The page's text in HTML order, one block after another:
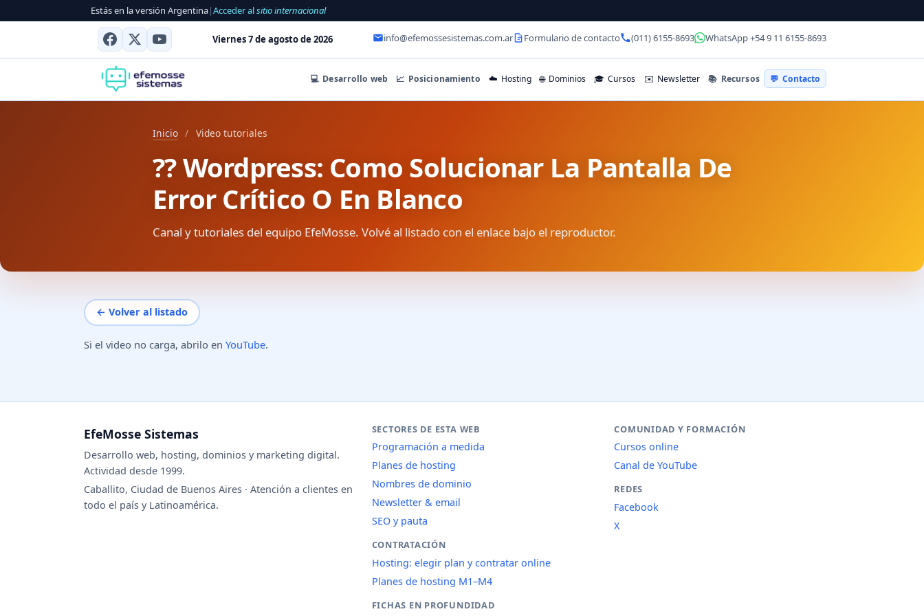
Estás en la versión Argentina|Acceder alsitio internacional
Viernes 7 de agosto de 2026 info@efemossesistemas.com.ar Formulario de contacto (011) 6155-8693 WhatsApp +54 9 11 6155-8693
💻 Desarrollo web 📈 Posicionamiento ☁️ Hosting 🌐 Dominios 🎓 Cursos ✉️ Newsletter 📚 Recursos 💬 Contacto
Inicio / Video tutoriales
?? Wordpress: Como Solucionar La Pantalla De
Error Crítico O En Blanco
Canal y tutoriales del equipo EfeMosse. Volvé al listado con el enlace bajo el reproductor.
← Volver al listado
Si el video no carga, abrilo en YouTube.
EfeMosse Sistemas
Desarrollo web, hosting, dominios y marketing digital.
Actividad desde 1999.
Caballito, Ciudad de Buenos Aires · Atención a clientes en
todo el país y Latinoamérica.
SECTORES DE ESTA WEB
Programación a medida
Planes de hosting
Nombres de dominio
Newsletter & email
SEO y pauta
CONTRATACIÓN
Hosting: elegir plan y contratar online
Planes de hosting M1–M4
FICHAS EN PROFUNDIDAD
COMUNIDAD Y FORMACIÓN
Cursos online
Canal de YouTube
REDES
Facebook
X